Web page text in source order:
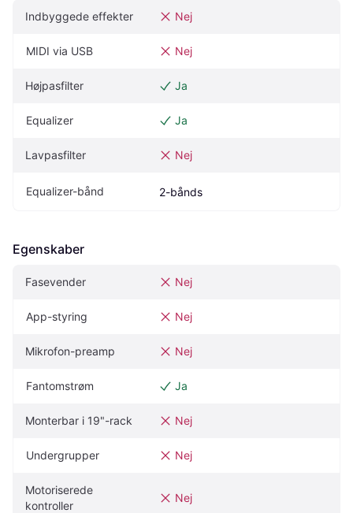
Indbyggede effekter Nej
MIDI via USB Nej
Højpasfilter Ja
Equalizer Ja
Lavpasfilter Nej
Equalizer-bånd 2-bånds
Egenskaber
Fasevender Nej
App-styring Nej
Mikrofon-preamp Nej
Fantomstrøm Ja
Monterbar i 19"-rack Nej
Undergrupper Nej
Motoriserede
kontroller
Nej